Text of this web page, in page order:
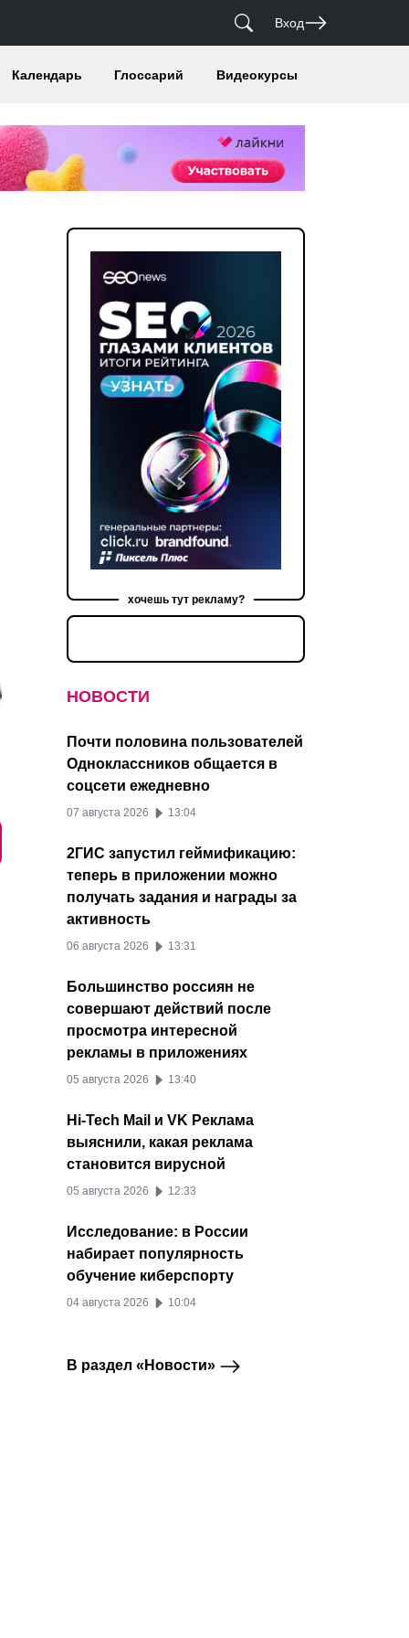
Вход
Календарь Глоссарий Видеокурсы
хочешь тут рекламу?
НОВОСТИ
Почти половина пользователей
Одноклассников общается в
соцсети ежедневно
07 августа 2026 13:04
2ГИС запустил геймификацию:
теперь в приложении можно
получать задания и награды за
активность
06 августа 2026 13:31
Большинство россиян не
совершают действий после
просмотра интересной
рекламы в приложениях
05 августа 2026 13:40
Hi-Tech Mail и VK Реклама
выяснили, какая реклама
становится вирусной
05 августа 2026 12:33
Исследование: в России
набирает популярность
обучение киберспорту
04 августа 2026 10:04
В раздел «Новости»